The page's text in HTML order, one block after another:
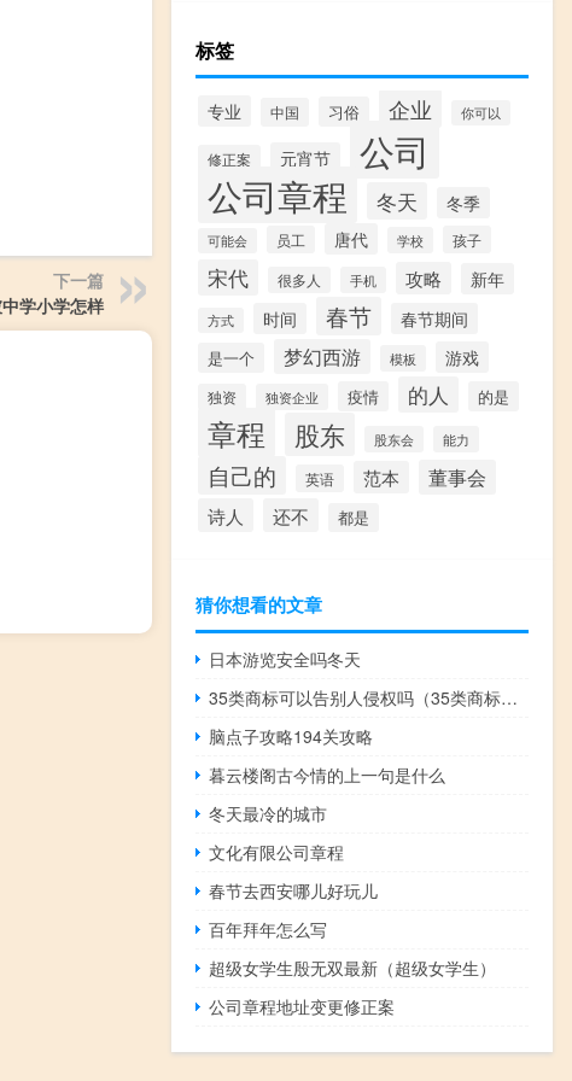
下一篇
学小学怎样
标签
专业 中国 习俗 企业 你可以
修正案 元宵节 公司
公司章程 冬天 冬季
可能会 员工 唐代 学校 孩子
宋代 很多人 手机 攻略 新年
方式 时间 春节 春节期间
是一个 梦幻西游 模板 游戏
独资 独资企业 疫情 的人 的是
章程 股东 股东会 能力
自己的 英语 范本 董事会
诗人 还不 都是
猜你想看的文章
日本游览安全吗冬天
35类商标可以告别人侵权吗（35类商标侵权案例）
脑点子攻略194关攻略
暮云楼阁古今情的上一句是什么
冬天最冷的城市
文化有限公司章程
春节去西安哪儿好玩儿
百年拜年怎么写
超级女学生殷无双最新（超级女学生）
公司章程地址变更修正案